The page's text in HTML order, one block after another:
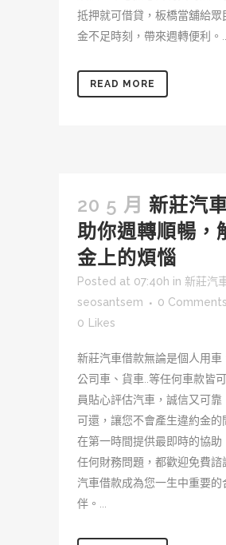
抵押就可借貸，板橋當舖給眾
金不足時刻，帶來週轉便利。
READ MORE
20 5 月 新莊汽
助你週轉順暢，
金上的煩惱
Posted at 07:40h in 新莊汽
seosantsem
0 Comments
0 Likes
新莊汽車借款無論是個人用車
公司車、貨車..等任何車款皆
員貼心評估汽車，誠信又可靠
可還，讓您不會產生違約金的
在第一時間提供最即時的協助
任何財務問題，都歡迎免費諮
汽車借款成為您一生中重要的
伴。...